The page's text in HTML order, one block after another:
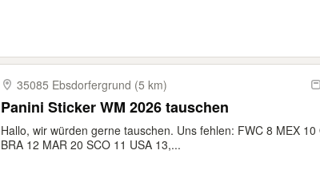
35085 Ebsdorfergrund (5 km)
Panini Sticker WM 2026 tauschen
Hallo, wir würden gerne tauschen. Uns fehlen: FWC 8 MEX 10
BRA 12 MAR 20 SCO 11 USA 13,...